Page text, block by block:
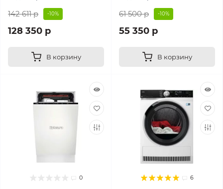
142 611 р -10%
128 350 р
В корзину
61 500 р -10%
55 350 р
В корзину
0 6